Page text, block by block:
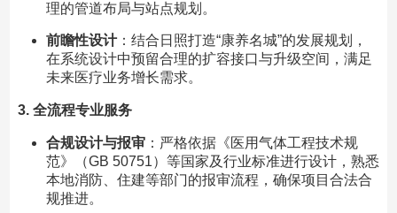
理的管道布局与站点规划。
前瞻性设计：结合日照打造“康养名城”的发展规划，
在系统设计中预留合理的扩容接口与升级空间，满足
未来医疗业务增长需求。
3. 全流程专业服务
合规设计与报审：严格依据《医用气体工程技术规
范》（GB 50751）等国家及行业标准进行设计，熟悉
本地消防、住建等部门的报审流程，确保项目合法合
规推进。